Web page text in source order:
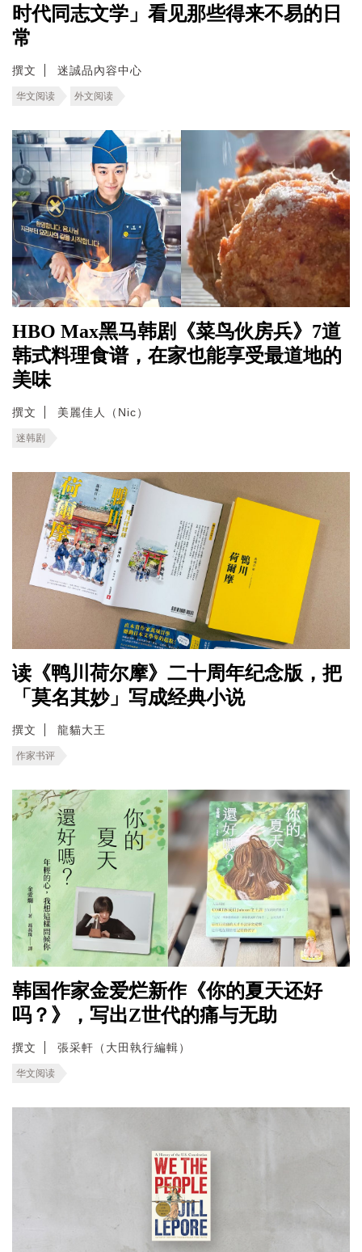
时代同志文学」看见那些得来不易的日
常
撰文 迷誠品內容中心
华文阅读 外文阅读
HBO Max黑马韩剧《菜鸟伙房兵》7道
韩式料理食谱，在家也能享受最道地的
美味
撰文 美麗佳人（Nic）
迷韩剧
读《鸭川荷尔摩》二十周年纪念版，把
「莫名其妙」写成经典小说
撰文 龍貓大王
作家书评
韩国作家金爱烂新作《你的夏天还好
吗？》，写出Z世代的痛与无助
撰文 張采軒（大田執行編輯）
华文阅读